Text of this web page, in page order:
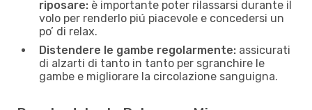
riposare: è importante poter rilassarsi durante il
volo per renderlo piú piacevole e concedersi un
po’ di relax.
Distendere le gambe regolarmente: assicurati
di alzarti di tanto in tanto per sgranchire le
gambe e migliorare la circolazione sanguigna.